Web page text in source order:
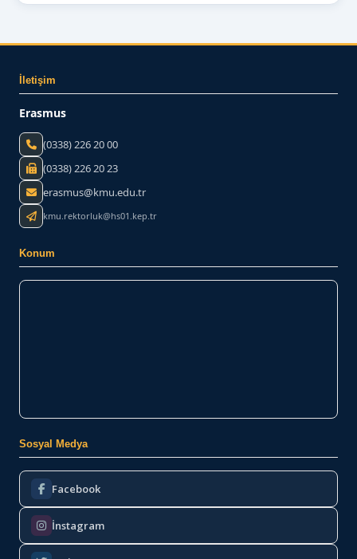
İletişim
Erasmus
(0338) 226 20 00
(0338) 226 20 23
erasmus@kmu.edu.tr
kmu.rektorluk@hs01.kep.tr
Konum
Sosyal Medya
Facebook
İnstagram